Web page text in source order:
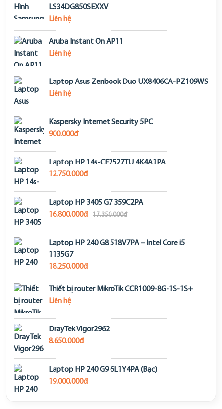
LS34DG850SEXXV
Liên hệ
Aruba Instant On AP11
Liên hệ
Laptop Asus Zenbook Duo UX8406CA-PZ109WS
Liên hệ
Kaspersky Internet Security 5PC
900.000đ
Laptop HP 14s-CF2527TU 4K4A1PA
12.750.000đ
Laptop HP 340S G7 359C2PA
16.800.000đ
17.350.000đ
Laptop HP 240 G8 518V7PA – Intel Core i5
1135G7
18.250.000đ
Thiết bị router MikroTik CCR1009-8G-1S-1S+
Liên hệ
DrayTek Vigor2962
8.650.000đ
Laptop HP 240 G9 6L1Y4PA (Bạc)
19.000.000đ